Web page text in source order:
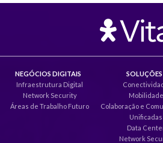
NEGÓCIOS DIGITAIS
Infraestrutura Digital
Network Security
Áreas de Trabalho Futuro
SOLUÇÕES
Mobilidade
Colaboração e
Unificadas
Data
Network